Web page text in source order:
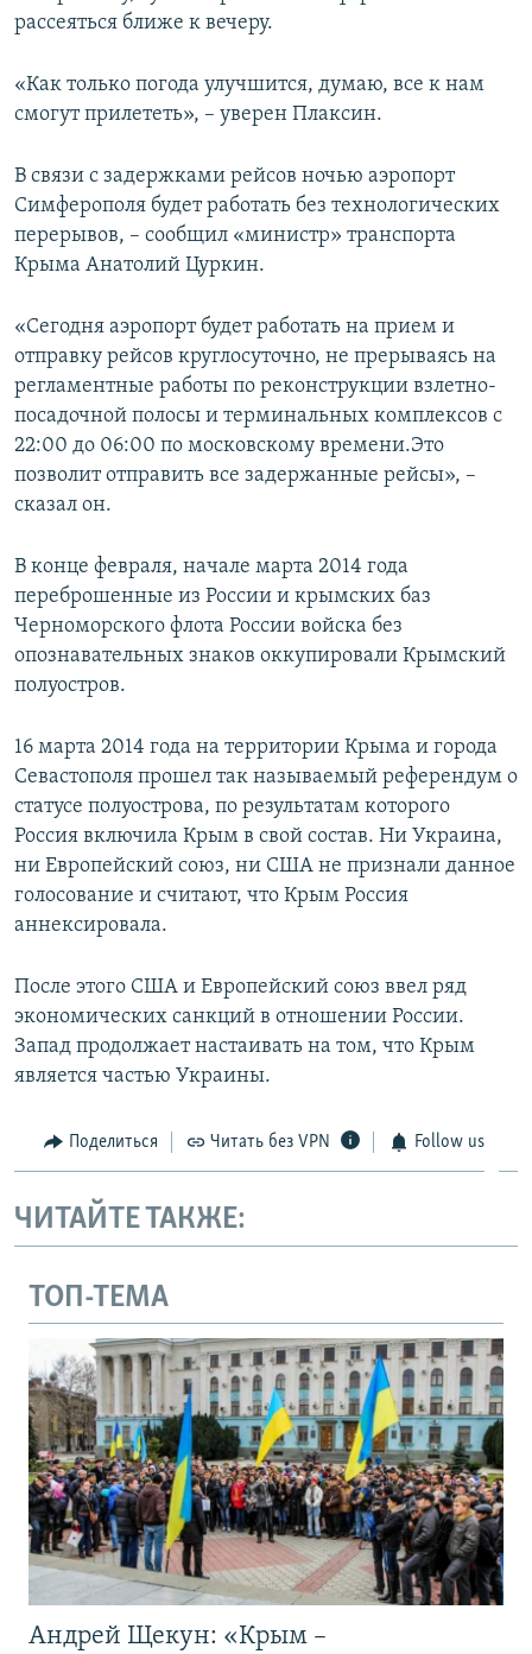
рассеяться ближе к вечеру.
«Как только погода улучшится, думаю, все к нам
смогут прилететь», – уверен Плаксин.
В связи с задержками рейсов ночью аэропорт
Симферополя будет работать без технологических
перерывов, – сообщил «министр» транспорта
Крыма Анатолий Цуркин.
«Сегодня аэропорт будет работать на прием и
отправку рейсов круглосуточно, не прерываясь на
регламентные работы по реконструкции взлетно-
посадочной полосы и терминальных комплексов с
22:00 до 06:00 по московскому времени.Это
позволит отправить все задержанные рейсы», –
сказал он.
В конце февраля, начале марта 2014 года
переброшенные из России и крымских баз
Черноморского флота России войска без
опознавательных знаков оккупировали Крымский
полуостров.
16 марта 2014 года на территории Крыма и города
Севастополя прошел так называемый референдум о
статусе полуострова, по результатам которого
Россия включила Крым в свой состав. Ни Украина,
ни Европейский союз, ни США не признали данное
голосование и считают, что Крым Россия
аннексировала.
После этого США и Европейский союз ввел ряд
экономических санкций в отношении России.
Запад продолжает настаивать на том, что Крым
является частью Украины.
Поделиться Читать без VPN Follow us
ЧИТАЙТЕ ТАКЖЕ:
ТОП-ТЕМА
Андрей Щекун: «Крым –